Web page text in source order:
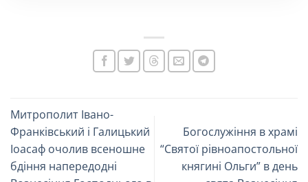
Митрополит Івано-
Франківський і Галицький
Іоасаф очолив всеношне
бдіння напередодні
Богослужіння в храмі
“Святої рівноапостольної
княгині Ольги” в день